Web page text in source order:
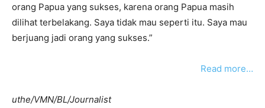
orang Papua yang sukses, karena orang Papua masih
dilihat terbelakang. Saya tidak mau seperti itu. Saya mau
berjuang jadi orang yang sukses.”
Read more…
uthe/VMN/BL/Journalist